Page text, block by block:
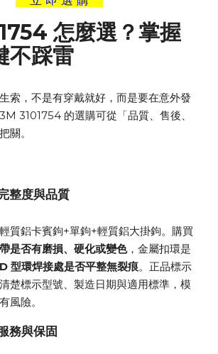
怎麼選？掌握
不踩雷
索 ，不是有穿戴就好，而是要在意外發
3101754 的選購可從「品質、售後、
關。
整度與品質
質鋁卡賓鉤+單鉤+輕質鋁大掛鉤。購買
是否有磨損、硬化或變色，金屬扣環是
D 型環焊接處是否平整無裂痕。正品標示
楚標示型號、製造日期與適用標準，模
風險。
務與保固